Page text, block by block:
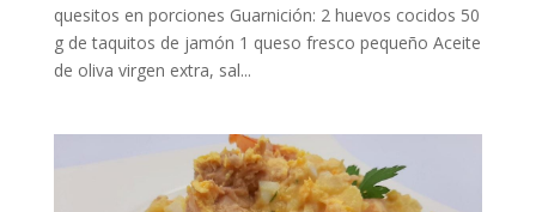
quesitos en porciones Guarnición: 2 huevos cocidos 50
g de taquitos de jamón 1 queso fresco pequeño Aceite
de oliva virgen extra, sal...